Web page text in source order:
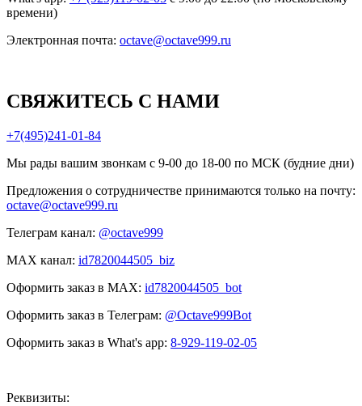
времени)
Электронная почта: octave@octave999.ru
СВЯЖИТЕСЬ С НАМИ
+7(495)241-01-84
Мы рады вашим звонкам с 9-00 до 18-00 по МСК (будние дни)
Предложения о сотрудничестве принимаются только на почту:
octave@octave999.ru
Телеграм канал: @octave999
MAX канал: id7820044505_biz
Оформить заказ в MAX: id7820044505_bot
Оформить заказ в Телеграм: @Octave999Bot
Оформить заказ в What's app: 8-929-119-02-05
Реквизиты: